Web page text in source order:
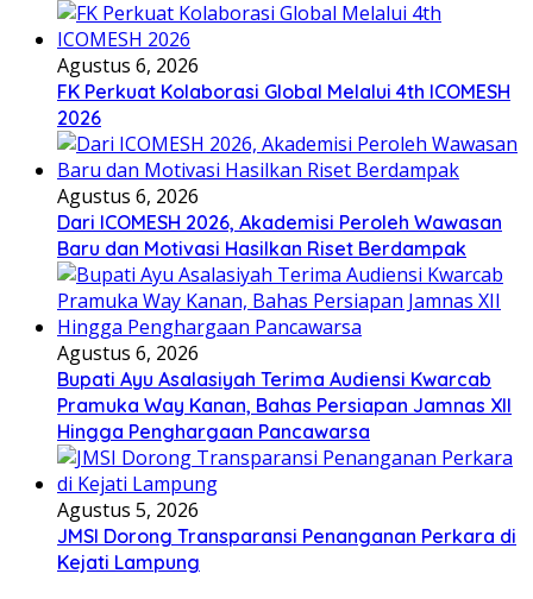
Agustus 6, 2026
FK Perkuat Kolaborasi Global Melalui 4th ICOMESH
2026
Agustus 6, 2026
Dari ICOMESH 2026, Akademisi Peroleh Wawasan
Baru dan Motivasi Hasilkan Riset Berdampak
Agustus 6, 2026
Bupati Ayu Asalasiyah Terima Audiensi Kwarcab
Pramuka Way Kanan, Bahas Persiapan Jamnas XII
Hingga Penghargaan Pancawarsa
Agustus 5, 2026
JMSI Dorong Transparansi Penanganan Perkara di
Kejati Lampung